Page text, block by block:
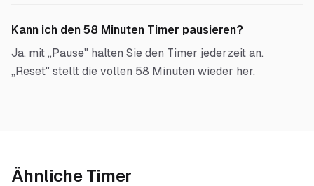
Kann ich den 58 Minuten Timer pausieren?
Ja, mit „Pause" halten Sie den Timer jederzeit an.
„Reset" stellt die vollen 58 Minuten wieder her.
Ähnliche Timer